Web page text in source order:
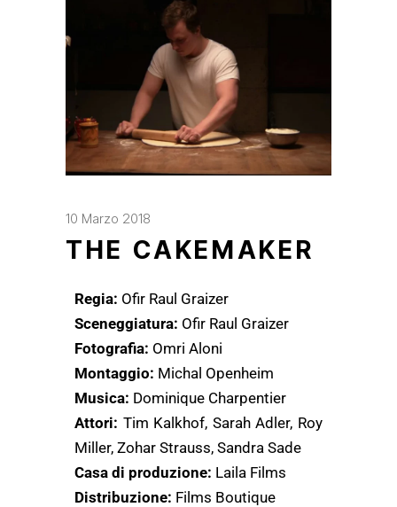
10 Marzo 2018
THE CAKEMAKER
Regia: Ofir Raul Graizer
Sceneggiatura: Ofir Raul Graizer
Fotografia: Omri Aloni
Montaggio: Michal Openheim
Musica: Dominique Charpentier
Attori: Tim Kalkhof, Sarah Adler, Roy
Miller, Zohar Strauss, Sandra Sade
Casa di produzione: Laila Films
Distribuzione: Films Boutique